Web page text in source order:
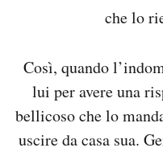
che lo
Così, quando
lui per avere una
bellicoso che lo
uscire da casa sua.